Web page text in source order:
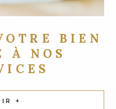
BIEN
À NOS
+